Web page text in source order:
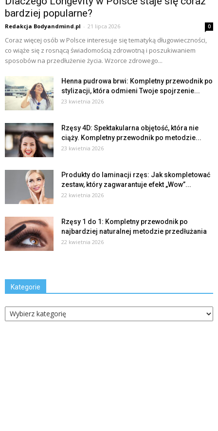
bardziej popularne?
Redakcja Bodyandmind.pl - 21 lipca 2026 0
Coraz więcej osób w Polsce interesuje się tematyką długowieczności,
co wiąże się z rosnącą świadomością zdrowotną i poszukiwaniem
sposobów na przedłużenie życia. Wzorce zdrowego...
Henna pudrowa brwi: Kompletny przewodnik po
stylizacji, która odmieni Twoje spojrzenie...
23 kwietnia 2026
Rzęsy 4D: Spektakularna objętość, która nie
ciąży. Kompletny przewodnik po metodzie...
23 kwietnia 2026
Produkty do laminacji rzęs: Jak skompletować
zestaw, który zagwarantuje efekt „Wow”...
22 kwietnia 2026
Rzęsy 1 do 1: Kompletny przewodnik po
najbardziej naturalnej metodzie przedłużania
22 kwietnia 2026
Kategorie
Kategorie